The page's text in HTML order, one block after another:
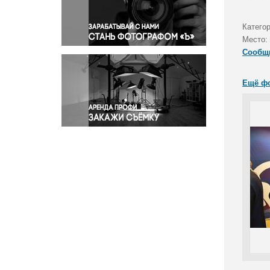
Правосудие
Происшествия и конфликты
Религия
Светская жизнь
Спорт
Экология
Экономика и бизнес
Место:
Ещё